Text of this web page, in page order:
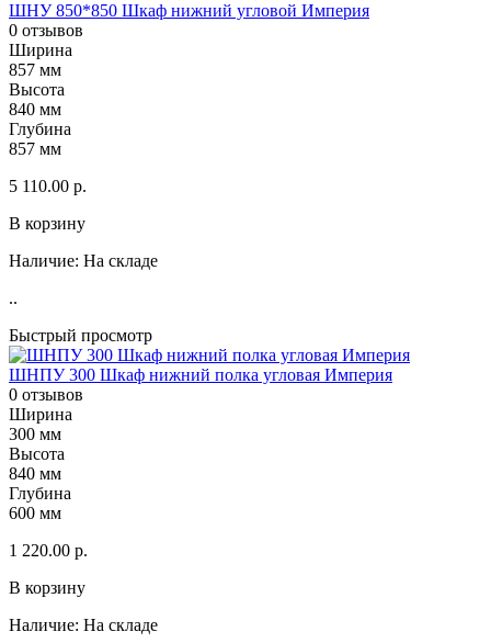
ШНУ 850*850 Шкаф нижний угловой Империя
0 отзывов
Ширина
857 мм
Высота
840 мм
Глубина
857 мм
5 110.00 р.
В корзину
Наличие: На складе
..
Быстрый просмотр
ШНПУ 300 Шкаф нижний полка угловая Империя
0 отзывов
Ширина
300 мм
Высота
840 мм
Глубина
600 мм
1 220.00 р.
В корзину
Наличие: На складе